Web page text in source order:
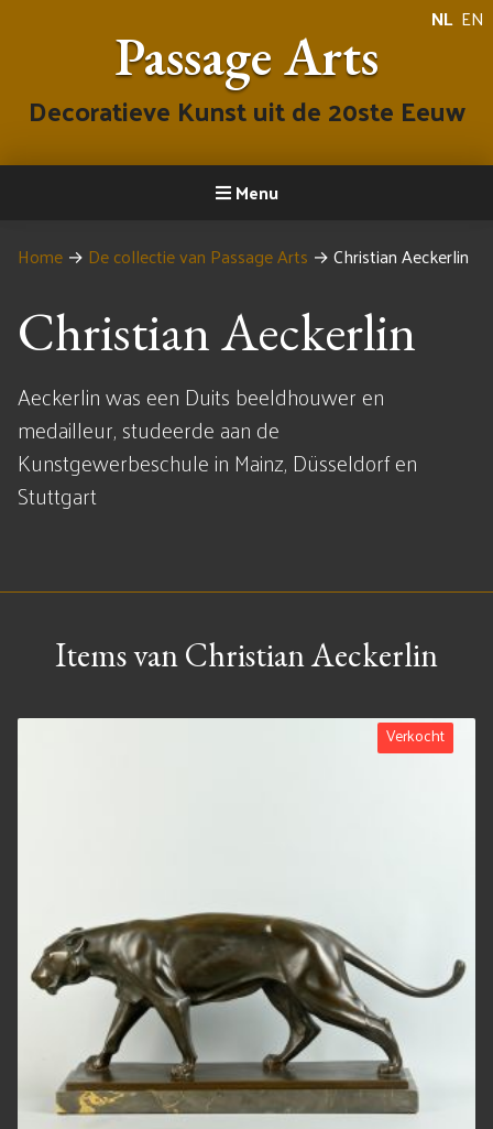
NL EN
Passage Arts
Decoratieve Kunst uit de 20ste Eeuw
Menu
Home → De collectie van Passage Arts →Christian Aeckerlin
Christian Aeckerlin
Aeckerlin was een Duits beeldhouwer en
medailleur, studeerde aan de
Kunstgewerbeschule in Mainz, Düsseldorf en
Stuttgart
Items van Christian Aeckerlin
Verkocht